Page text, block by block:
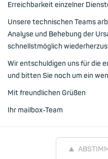
Erreichbarkeit einzelner
Unsere technischen Teams
Analyse und Behebung der
schnellstmöglich
Wir entschuldigen uns für die
und bitten Sie noch um ein
Mit freundlichen Grüßen
Ihr mailbox-Team